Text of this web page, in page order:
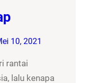
10, 2021
rantai
lalu kenapa